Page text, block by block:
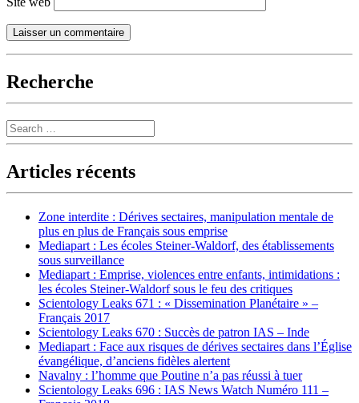
Recherche
Search
Articles récents
Zone interdite : Dérives sectaires, manipulation mentale de
plus en plus de Français sous emprise
Mediapart : Les écoles Steiner-Waldorf, des établissements
sous surveillance
Mediapart : Emprise, violences entre enfants, intimidations :
les écoles Steiner-Waldorf sous le feu des critiques
Scientology Leaks 671 : « Dissemination Planétaire » –
Français 2017
Scientology Leaks 670 : Succès de patron IAS – Inde
Mediapart : Face aux risques de dérives sectaires dans l’Église
évangélique, d’anciens fidèles alertent
Navalny : l’homme que Poutine n’a pas réussi à tuer
Scientology Leaks 696 : IAS News Watch Numéro 111 –